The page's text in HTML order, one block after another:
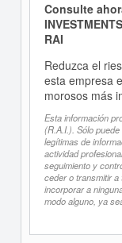
Consulte
RAI
Reduzca el
esta empresa
morosos más
Esta información
(R.A.I.). Sólo
legítimas de
actividad
seguimiento y
ceder o transmitir a
incorporar a
modo alguno, ya